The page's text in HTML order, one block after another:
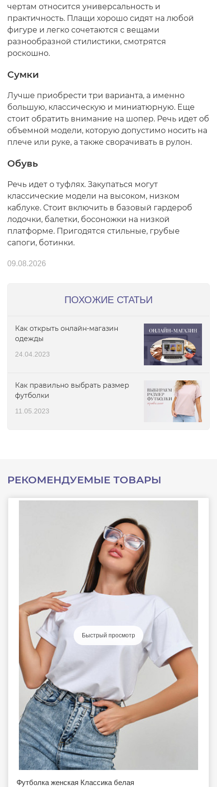
чертам относится универсальность и
практичность. Плащи хорошо сидят на любой
фигуре и легко сочетаются с вещами
разнообразной стилистики, смотрятся
роскошно.
Сумки
Лучше приобрести три варианта, а именно
большую, классическую и миниатюрную. Еще
стоит обратить внимание на шопер. Речь идет об
объемной модели, которую допустимо носить на
плече или руке, а также сворачивать в рулон.
Обувь
Речь идет о туфлях. Закупаться могут
классические модели на высоком, низком
каблуке. Стоит включить в базовый гардероб
лодочки, балетки, босоножки на низкой
платформе. Пригодятся стильные, грубые
сапоги, ботинки.
09.08.2026
ПОХОЖИЕ СТАТЬИ
Как открыть онлайн-магазин
одежды
24.04.2023
Как правильно выбрать размер
футболки
11.05.2023
РЕКОМЕНДУЕМЫЕ ТОВАРЫ
Быстрый просмотр
Футболка женская Классика белая